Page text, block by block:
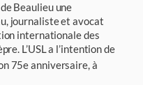
Beaulieu une
jour­naliste et avocat
internationale des
L’USL a l’intention de
75e anni­versaire, à